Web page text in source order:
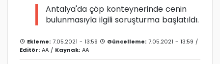
Antalya'da çöp konteynerinde cenin
bulunmasıyla ilgili soruşturma başlatıldı.
Ekleme: 7.05.2021 - 13:59 Güncelleme: 7.05.2021 - 13:59 /
Editör: AA / Kaynak: AA